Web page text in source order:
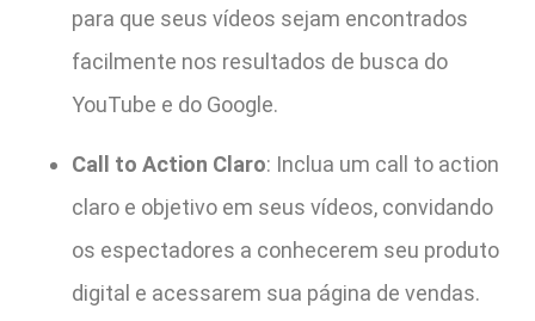
para que seus vídeos sejam encontrados
facilmente nos resultados de busca do
YouTube e do Google.
Call to Action Claro: Inclua um call to action
claro e objetivo em seus vídeos, convidando
os espectadores a conhecerem seu produto
digital e acessarem sua página de vendas.